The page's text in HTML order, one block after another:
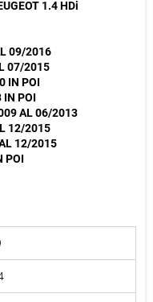
1.4 HDi
09/2016
07/2015
IN POI
IN POI
AL 06/2013
12/2015
12/2015
POI